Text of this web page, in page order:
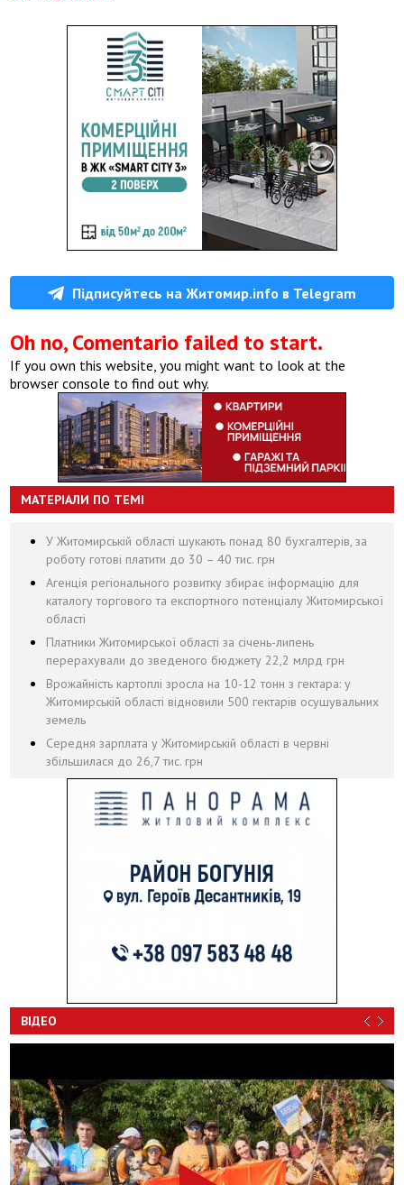
Підписуйтесь на Житомир.info в Telegram
Oh no, Comentario failed to start.
If you own this website, you might want to look at the
browser console to find out why.
МАТЕРІАЛИ ПО ТЕМІ
У Житомирській області шукають понад 80 бухгалтерів, за
роботу готові платити до 30 – 40 тис. грн
Агенція регіонального розвитку збирає інформацію для
каталогу торгового та експортного потенціалу Житомирської
області
Платники Житомирської області за січень-липень
перерахували до зведеного бюджету 22,2 млрд грн
Врожайність картоплі зросла на 10-12 тонн з гектара: у
Житомирській області відновили 500 гектарів осушувальних
земель
Середня зарплата у Житомирській області в червні
збільшилася до 26,7 тис. грн
ВІДЕО